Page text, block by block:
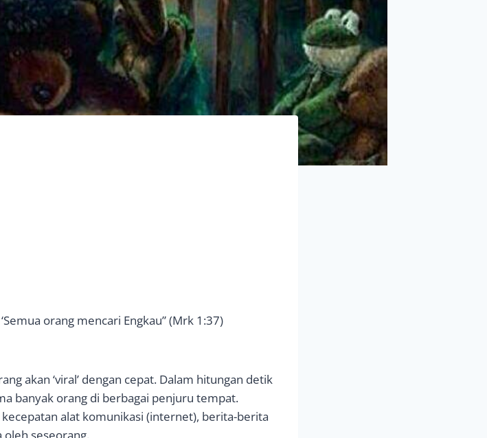
orang mencari Engkau” (Mrk 1:37)
akan ‘viral’ dengan cepat. Dalam hitungan detik
banyak orang di berbagai penjuru tempat.
alat komunikasi (internet), berita-berita
oleh seseorang.